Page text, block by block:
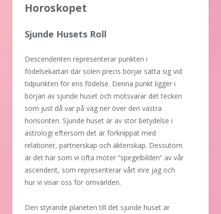
Horoskopet
Sjunde Husets Roll
Descendenten representerar punkten i
födelsekartan där solen precis börjar sätta sig vid
tidpunkten för ens födelse. Denna punkt ligger i
början av sjunde huset och motsvarar det tecken
som just då var på väg ner över den västra
horisonten. Sjunde huset är av stor betydelse i
astrologi eftersom det är förknippat med
relationer, partnerskap och äktenskap. Dessutom
är det här som vi ofta möter ”spegelbilden” av vår
ascendent, som representerar vårt inre jag och
hur vi visar oss för omvärlden.
Den styrande planeten till det sjunde huset är